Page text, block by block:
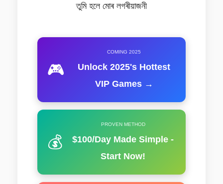
তুমি হলে মোৰ লগৰীয়াজনী
🎮
COMING 2025
Unlock 2025's Hottest
VIP Games →
💰
PROVEN METHOD
$100/Day Made Simple -
Start Now!